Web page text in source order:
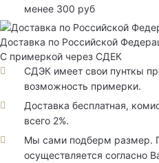
менее 300 руб
Доставка по Российской
С примеркой через СДЕК
СДЭК имеет свои пунткы
возможность примерки.
Доставка бесплатная,
всего 2%.
Мы сами подберм размер.
осуществляется согласно